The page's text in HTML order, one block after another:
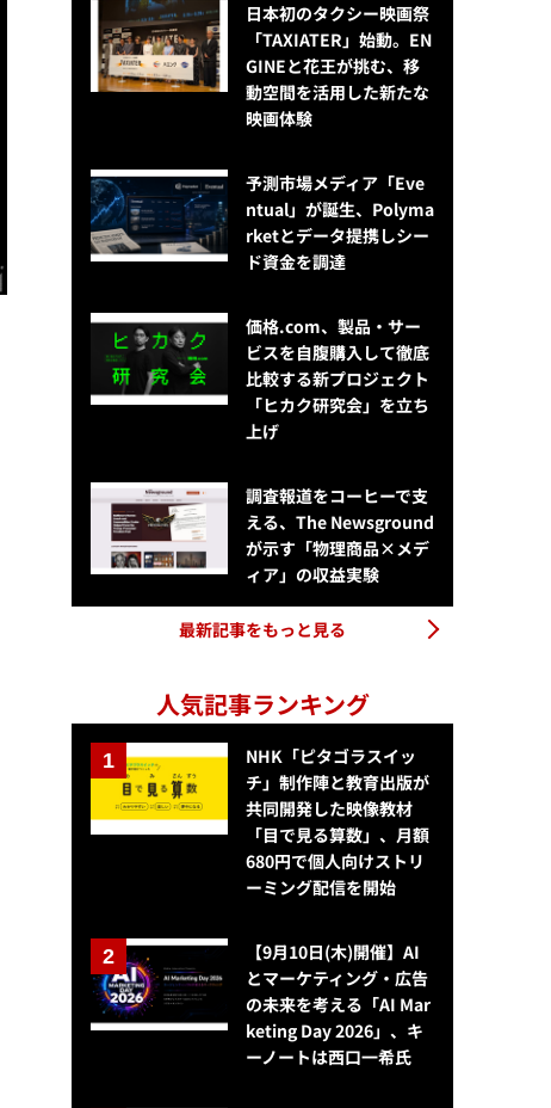
日本初のタクシー映画祭
「TAXIATER」始動。EN
GINEと花王が挑む、移
動空間を活用した新たな
映画体験
予測市場メディア「Eve
ntual」が誕生、Polyma
rketとデータ提携しシー
ド資金を調達
価格.com、製品・サー
ビスを自腹購入して徹底
比較する新プロジェクト
「ヒカク研究会」を立ち
上げ
調査報道をコーヒーで支
える、The Newsground
が示す「物理商品×メデ
ィア」の収益実験
最新記事をもっと見る
人気記事ランキング
NHK「ピタゴラスイッ
チ」制作陣と教育出版が
共同開発した映像教材
「目で見る算数」、月額
680円で個人向けストリ
ーミング配信を開始
【9月10日(木)開催】AI
とマーケティング・広告
の未来を考える「AI Mar
keting Day 2026」、キ
ーノートは西口一希氏